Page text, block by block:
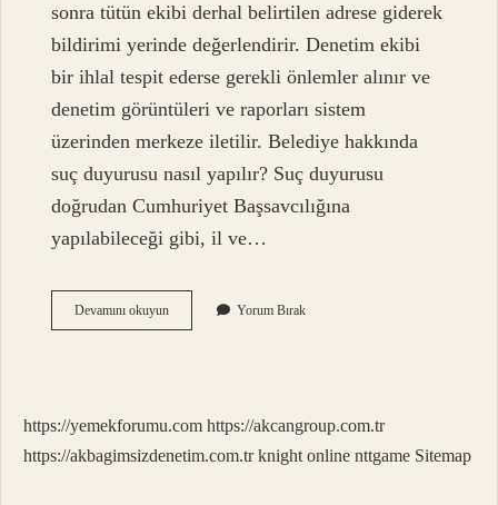
sonra tütün ekibi derhal belirtilen adrese giderek
bildirimi yerinde değerlendirir. Denetim ekibi
bir ihlal tespit ederse gerekli önlemler alınır ve
denetim görüntüleri ve raporları sistem
üzerinden merkeze iletilir. Belediye hakkında
suç duyurusu nasıl yapılır? Suç duyurusu
doğrudan Cumhuriyet Başsavcılığına
yapılabileceği gibi, il ve…
Devamını okuyunBelediyeyi
Nereye
Yorum Bırak
https://yemekforumu.com https://akcangroup.com.tr
https://akbagimsizdenetim.com.tr knight online nttgame Sitemap